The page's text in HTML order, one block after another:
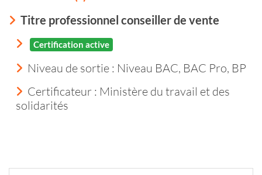
Titre professionnel conseiller de vente
Certification active
Niveau de sortie : Niveau BAC, BAC Pro, BP
Certificateur : Ministère du travail et des
solidarités